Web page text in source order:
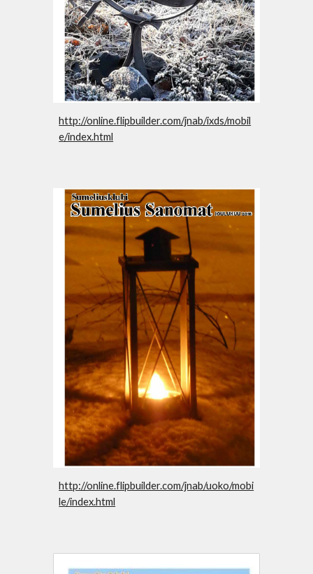
http://online.flipbuilder.com/jnab/ixds/mobil
e/index.html
http://online.flipbuilder.com/jnab/uoko/mobi
le/index.html